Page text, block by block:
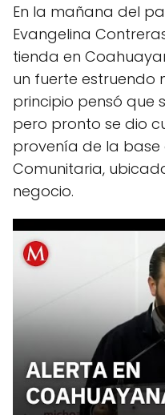
En la mañana del
Evangelina
tienda en
un fuerte estruendo
principio pensó que
pero pronto se dio
provenía de la base
Comunitaria,
negocio.